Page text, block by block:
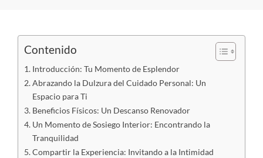
Contenido
Introducción: Tu Momento de Esplendor
Abrazando la Dulzura del Cuidado Personal: Un
Espacio para Ti
Beneficios Físicos: Un Descanso Renovador
Un Momento de Sosiego Interior: Encontrando la
Tranquilidad
Compartir la Experiencia: Invitando a la Intimidad